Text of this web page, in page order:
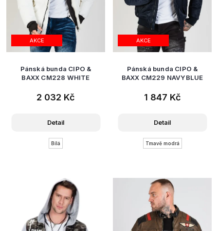
AKCE
Pánská bunda CIPO &
BAXX CM228 WHITE
2 032 Kč
Detail
Bílá
AKCE
Pánská bunda CIPO &
BAXX CM229 NAVYBLUE
1 847 Kč
Detail
Tmavě modrá